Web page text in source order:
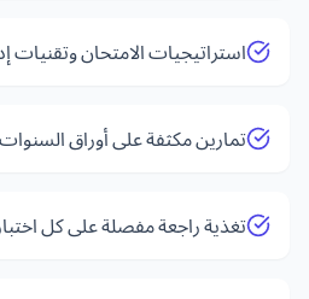
استراتيجيات الامتحان وتقنيات
تمارين مكثفة على أوراق
تغذية راجعة مفصلة على كل